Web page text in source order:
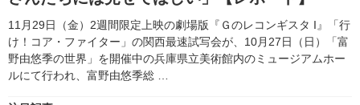
編集部ブログ・お知らせ
11月29日（金）2週間限定上映の劇場版『Ｇのレコンギスタ I』「行
け！コア・ファイター」の関西最速試写会が、10月27日（日）「富
野由悠季の世界」を開催中の兵庫県立美術館内のミュージアムホー
ルにて行われ、富野由悠季総 …